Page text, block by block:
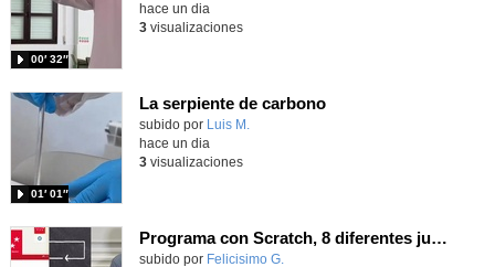
00′ 32″
hace un dia
3visualizaciones
La serpiente de carbono
Contenido educativo.
subido por Luis M.
01′ 01″
hace un dia
3visualizaciones
Programa con Scratch, 8 diferentes juegos para vivir la emoción de los partidos de España en el mundial 2026
Contenido educativo.
subido por Felicisimo G.